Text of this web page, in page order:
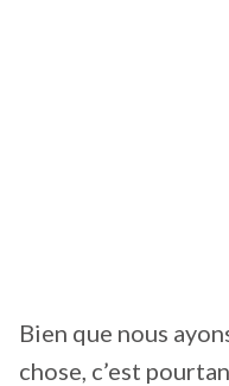
Bien que nous
chose, c’est